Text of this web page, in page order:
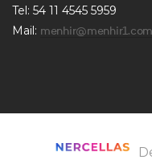
Tel: 54 11 4545 5959
Mail: menhir@menhir1.com